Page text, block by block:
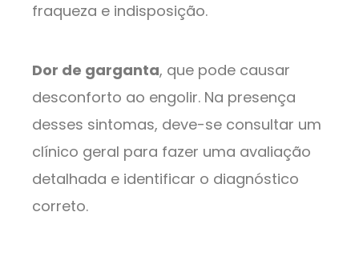
fraqueza e indisposição.
Dor de garganta, que pode causar
desconforto ao engolir. Na presença
desses sintomas, deve-se consultar um
clínico geral para fazer uma avaliação
detalhada e identificar o diagnóstico
correto.